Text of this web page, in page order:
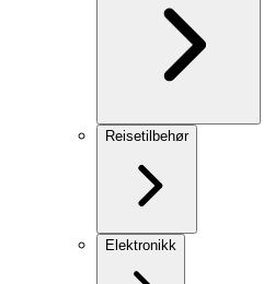
Reisetilbehør
Elektronikk